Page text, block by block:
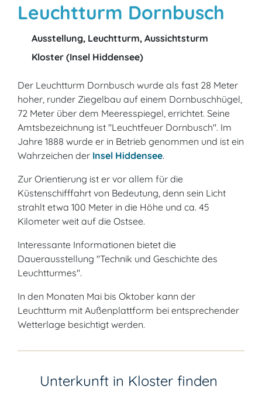
Leuchtturm Dornbusch
Ausstellung, Leuchtturm, Aussichtsturm
Kloster (Insel Hiddensee)
Der Leuchtturm Dornbusch wurde als fast 28 Meter
hoher, runder Ziegelbau auf einem Dornbuschhügel,
72 Meter über dem Meeresspiegel, errichtet. Seine
Amtsbezeichnung ist "Leuchtfeuer Dornbusch". Im
Jahre 1888 wurde er in Betrieb genommen und ist ein
Wahrzeichen der Insel Hiddensee.
Zur Orientierung ist er vor allem für die
Küstenschifffahrt von Bedeutung, denn sein Licht
strahlt etwa 100 Meter in die Höhe und ca. 45
Kilometer weit auf die Ostsee.
Interessante Informationen bietet die
Dauerausstellung "Technik und Geschichte des
Leuchtturmes".
In den Monaten Mai bis Oktober kann der
Leuchtturm mit Außenplattform bei entsprechender
Wetterlage besichtigt werden.
Unterkunft in Kloster finden